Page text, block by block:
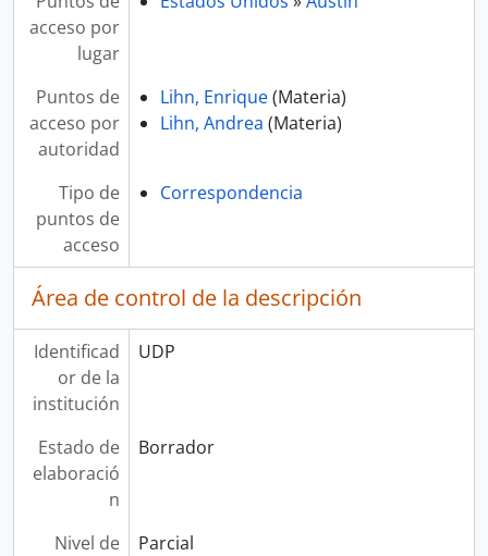
acceso por
lugar
Puntos de
acceso por
autoridad
Lihn, Enrique(Materia)
Lihn, Andrea (Materia)
Tipo de
puntos de
acceso
Correspondencia
Área de control de la descripción
Identificad
or de la
institución
UDP
Estado de
elaboració
n
Borrador
Nivel de
Parcial